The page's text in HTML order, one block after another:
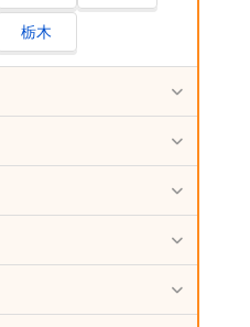
栃木